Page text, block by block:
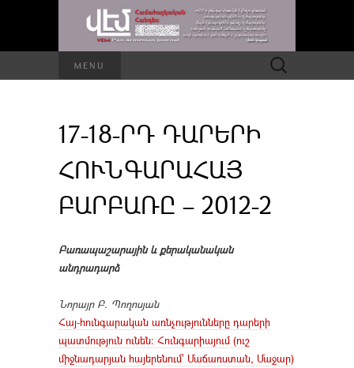
MENU Որոնել՝
17-18-ՐԴ ԴԱՐԵՐԻ
ՀՈՒՆԳԱՐԱՀԱՅ
ԲԱՐԲԱՌԸ – 2012-2
Բառապաշարային և քերականական
անդրադարձ
Նորայր Բ. Պողոսյան
Հայ-հունգարական առնչությունները դարերի
պատմություն ունեն: Հունգարիայում (ուշ
միջնադարյան հայերենում՝ Մաճառստան, Մաջար)